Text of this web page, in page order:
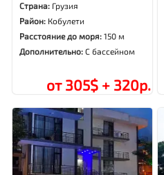
Страна: Грузия
Район: Кобулети
Расстояние до моря:150 м
Дополнительно:С бассейном
от 305$ + 320р.